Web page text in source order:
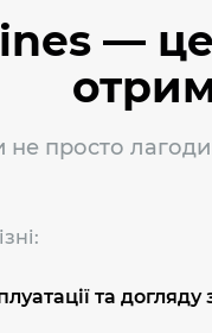
— це
не просто
та догляду